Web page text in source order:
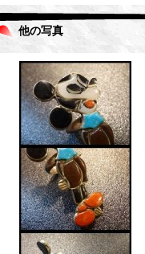
他の写真